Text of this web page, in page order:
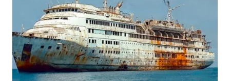
BORNEO
Wahana
Media
Group